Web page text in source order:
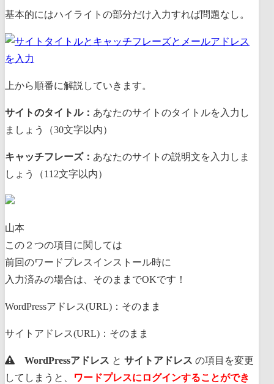
基本的にはハイライトの部分だけ入力すれば問題なし。
上から順番に解説していきます。
サイトのタイトル： あなたのサイトのタイトルを入力し
ましょう（30文字以内）
キャッチフレーズ： あなたのサイトの説明文を入力しま
しょう（112文字以内）
山本
この２つの項目に関しては
前回のワードプレスインストール時に
入力済みの場合は、そのままでOKです！
WordPressアドレス(URL)：そのまま
サイトアドレス(URL)：そのまま
WordPressアドレス と サイトアドレス の項目を変更
してしまうと、
ワードプレスにログインすることができ